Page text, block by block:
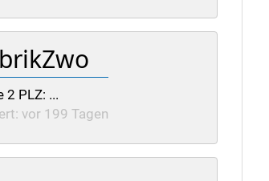
PLZ: ...
vor 199 Tagen